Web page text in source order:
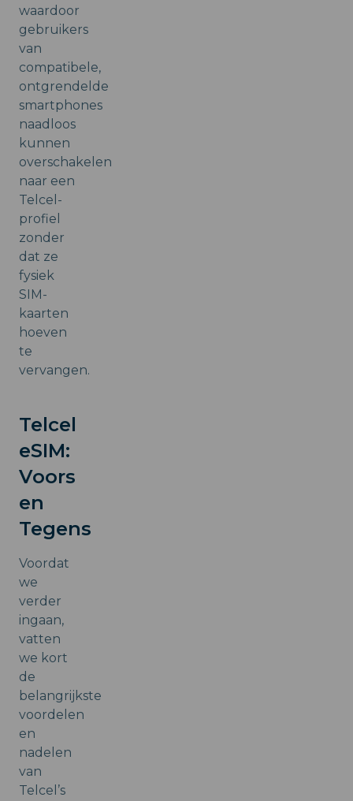
waardoor
gebruikers
van
compatibele,
ontgrendelde
smartphones
naadloos
kunnen
overschakelen
naar een
Telcel-
profiel
zonder
dat ze
fysiek
SIM-
kaarten
hoeven
te
vervangen.
Telcel
eSIM:
Voors
en
Tegens
Voordat
we
verder
ingaan,
vatten
we kort
de
belangrijkste
voordelen
en
nadelen
van
Telcel’s